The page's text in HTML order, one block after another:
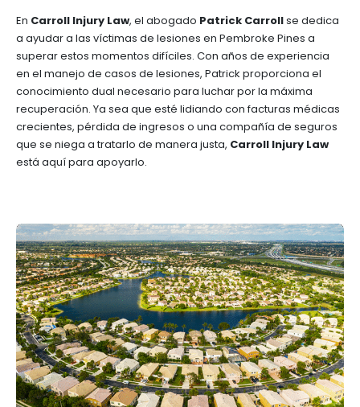
En Carroll Injury Law, el abogado Patrick Carrollse dedica
a ayudar a las víctimas de lesiones en Pembroke Pines a
superar estos momentos difíciles. Con años de experiencia
en el manejo de casos de lesiones, Patrick proporciona el
conocimiento dual necesario para luchar por la máxima
recuperación. Ya sea que esté lidiando con facturas médicas
crecientes, pérdida de ingresos o una compañía de seguros
que se niega a tratarlo de manera justa, Carroll Injury Law
está aquí para apoyarlo.